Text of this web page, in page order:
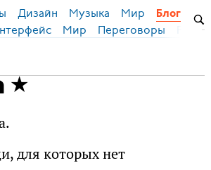
Дизайн Музыка Мир Блог
Мир Переговоры
для которых нет